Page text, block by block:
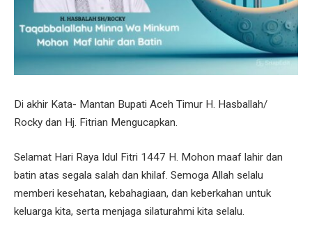
Di akhir Kata- Mantan Bupati Aceh Timur H. Hasballah/
Rocky dan Hj. Fitrian Mengucapkan.
Selamat Hari Raya Idul Fitri 1447 H. Mohon maaf lahir dan
batin atas segala salah dan khilaf. Semoga Allah selalu
memberi kesehatan, kebahagiaan, dan keberkahan untuk
keluarga kita, serta menjaga silaturahmi kita selalu.